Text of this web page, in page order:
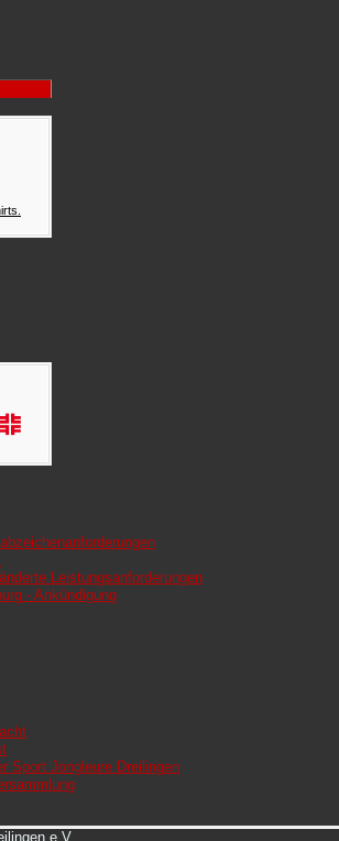
Leistungsanforderungen
- Ankündigung
Sport Jongleure Dreilingen
e.V.